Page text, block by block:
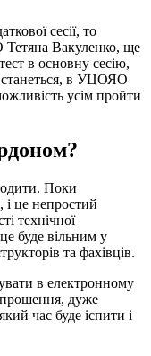
сесії, то
Тетяна Вакуленко, ще
в основну сесію,
станеться, в УЦОЯО
усім пройти
Поки
і це непростий
технічної
буде вільним у
та фахівців.
в електронному
дуже
час буде іспити і